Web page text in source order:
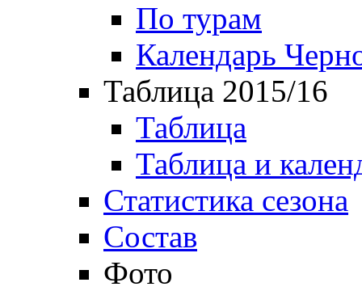
По турам
Календарь
Таблица 2015/16
Таблица
Таблица и
Статистика сезона
Состав
Фото